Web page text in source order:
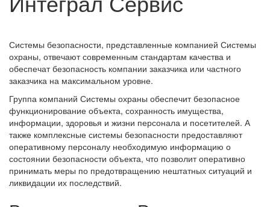
Системы безопасности, представленные компанией Системы
охраны, отвечают современным стандартам качества и
обеспечат безопасность компании заказчика или частного
заказчика на максимальном уровне.
Группа компаний Системы охраны обеспечит безопасное
функционирование объекта, сохранность имущества,
информации, здоровья и жизни персонала и посетителей. А
также комплексные системы безопасности предоставляют
оперативному персоналу необходимую информацию о
состоянии безопасности объекта, что позволит оперативно
принимать меры по предотвращению нештатных ситуаций и
ликвидации их последствий.